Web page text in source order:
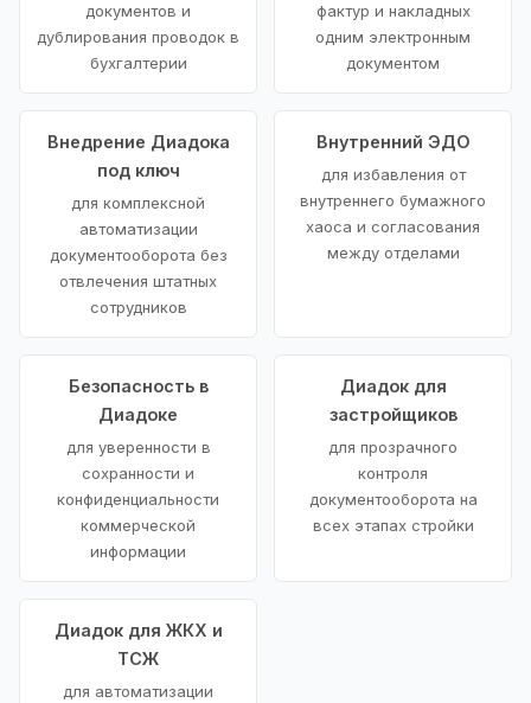
документов и
дублирования проводок в
бухгалтерии
фактур и накладных
одним электронным
документом
Внедрение Диадока
под ключ
для комплексной
автоматизации
документооборота без
отвлечения штатных
сотрудников
Внутренний ЭДО
для избавления от
внутреннего бумажного
хаоса и согласования
между отделами
Безопасность в
Диадоке
для уверенности в
сохранности и
конфиденциальности
коммерческой
информации
Диадок для
застройщиков
для прозрачного
контроля
документооборота на
всех этапах стройки
Диадок для ЖКХ и
ТСЖ
для автоматизации